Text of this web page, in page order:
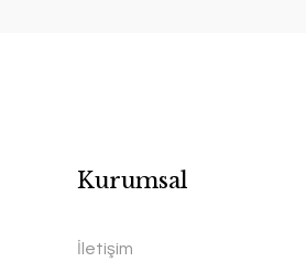
Kurumsal
İletişim